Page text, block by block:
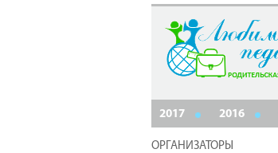
2017 2016
ОРГАНИЗАТОРЫ